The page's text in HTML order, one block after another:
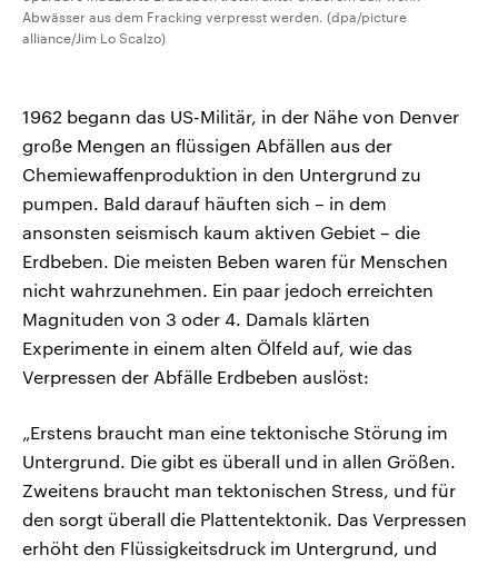
Abwässer aus dem Fracking verpresst werden. (dpa/picture
alliance/Jim Lo Scalzo)
1962 begann das US-Militär, in der Nähe von Denver
große Mengen an flüssigen Abfällen aus der
Chemiewaffenproduktion in den Untergrund zu
pumpen. Bald darauf häuften sich – in dem
ansonsten seismisch kaum aktiven Gebiet – die
Erdbeben. Die meisten Beben waren für Menschen
nicht wahrzunehmen. Ein paar jedoch erreichten
Magnituden von 3 oder 4. Damals klärten
Experimente in einem alten Ölfeld auf, wie das
Verpressen der Abfälle Erdbeben auslöst:
„Erstens braucht man eine tektonische Störung im
Untergrund. Die gibt es überall und in allen Größen.
Zweitens braucht man tektonischen Stress, und für
den sorgt überall die Plattentektonik. Das Verpressen
erhöht den Flüssigkeitsdruck im Untergrund, und